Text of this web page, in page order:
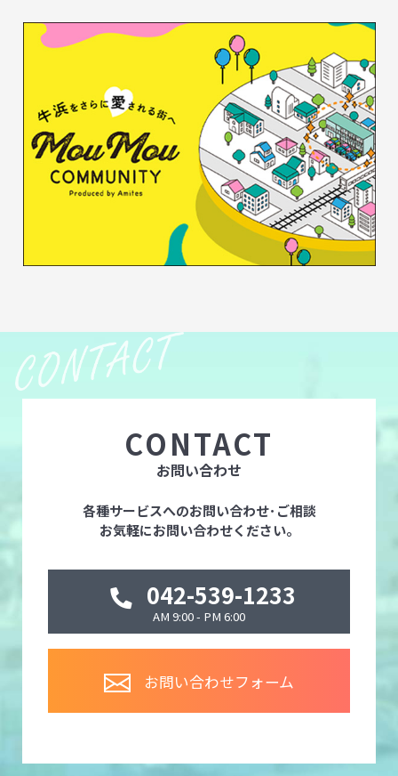
CONTACT
お問い合わせ
各種サービスへのお問い合わせ･ご相談
お気軽にお問い合わせください。
042-539-1233
AM 9:00 - PM 6:00
お問い合わせフォーム